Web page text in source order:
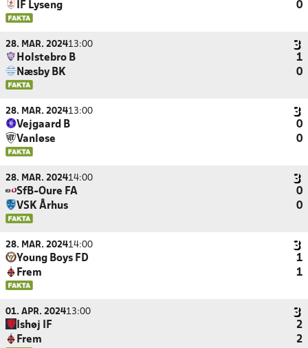
IF Lyseng
0
28. MAR. 202413:00
Holstebro B
1
Næsby BK
0
28. MAR. 202413:00
Vejgaard B
0
Vanløse
0
28. MAR. 202414:00
SfB-Oure FA
0
VSK Århus
0
28. MAR. 202414:00
Young Boys FD
1
Frem
1
01. APR. 202413:00
Ishøj IF
2
Frem
2